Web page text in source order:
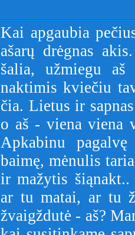
Kai apgaubia
ašarų drėgnas
šalia, užmiegu
naktimis kviečiu
čia. Lietus ir
o aš - viena viena
Apkabinu
baimę, mėnulis
ir mažytis
ar tu matai, ar tu
žvaigždutė - aš?